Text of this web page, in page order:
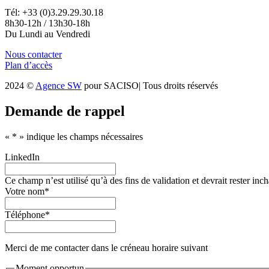
Tél: +33 (0)3.29.29.30.18
8h30-12h / 13h30-18h
Du Lundi au Vendredi
Nous contacter
Plan d’accès
2024 © Agence SW pour SACISO| Tous droits réservés
Demande de rappel
« * » indique les champs nécessaires
LinkedIn
Ce champ n’est utilisé qu’à des fins de validation et devrait rester
Votre nom*
Téléphone*
Merci de me contacter dans le créneau horaire suivant